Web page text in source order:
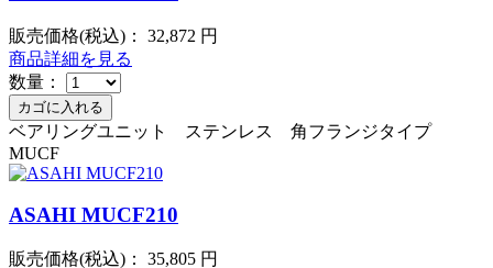
販売価格(税込)： 32,872 円
商品詳細を見る
数量：
ベアリングユニット ステンレス 角フランジタイプ
MUCF
ASAHI MUCF210
販売価格(税込)： 35,805 円